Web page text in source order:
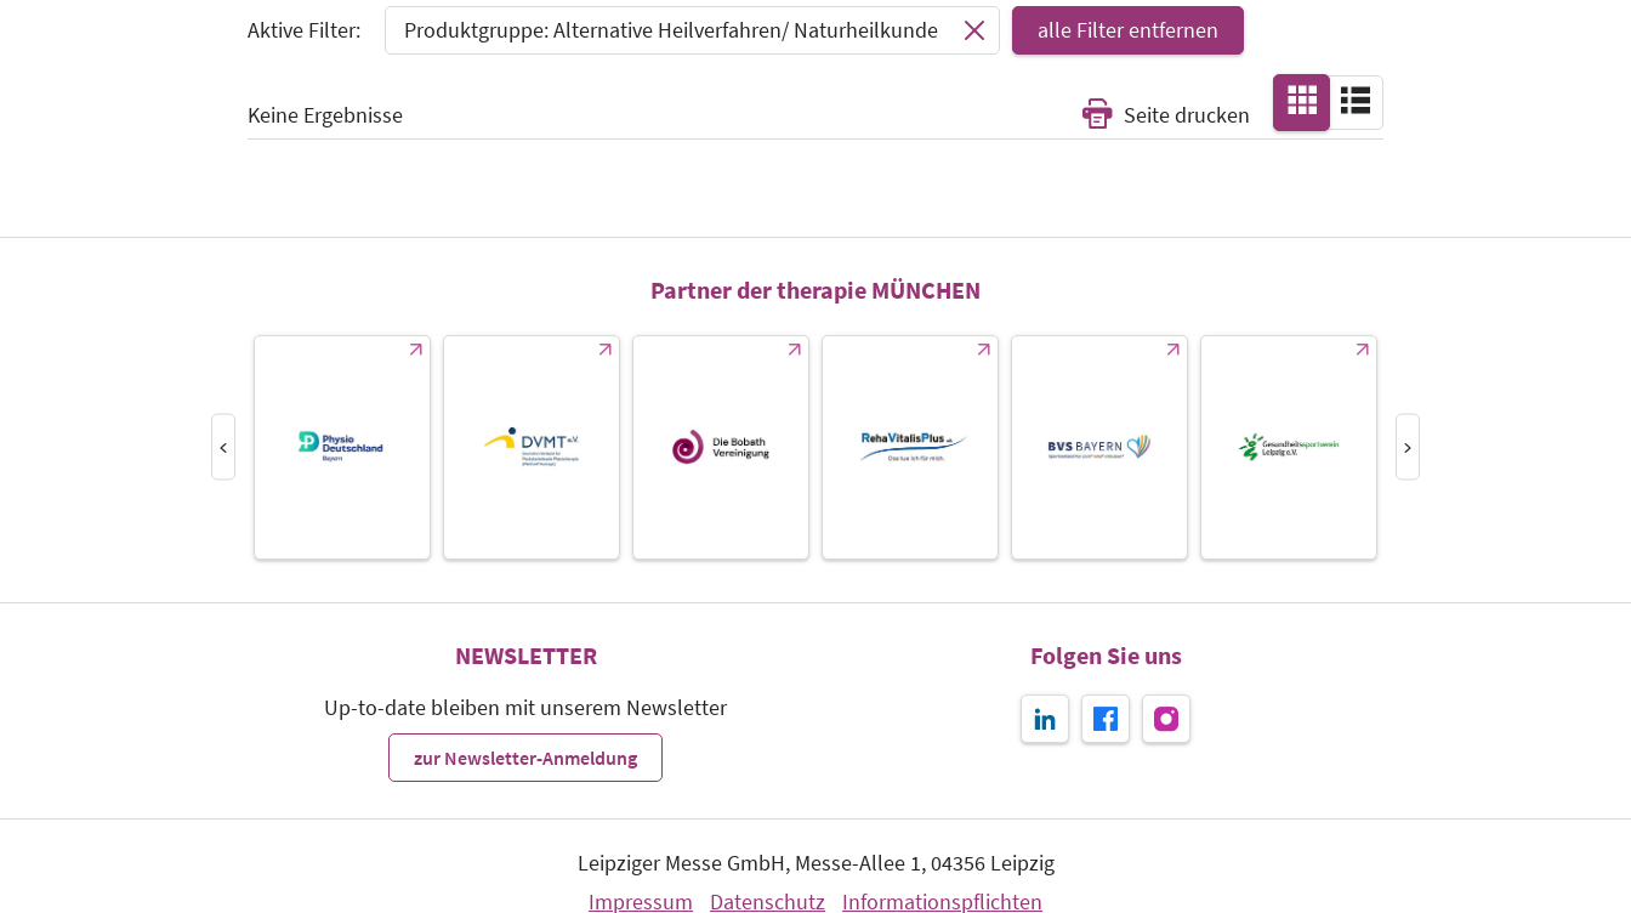
Aktive Filter:
Produktgruppe: Alternative Heilverfahren/ Naturheilkunde alle Filter entfernen
Keine Ergebnisse Seite drucken
Partner der therapie MÜNCHEN
NEWSLETTER
Up-to-date bleiben mit unserem Newsletter
zur Newsletter-Anmeldung
Folgen Sie uns
Leipziger Messe GmbH, Messe-Allee 1, 04356 Leipzig
Impressum
Datenschutz Informationspflichten